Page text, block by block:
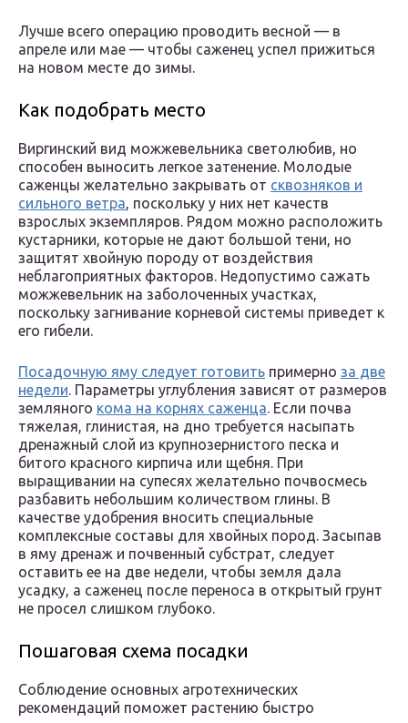
Лучше всего операцию проводить весной — в
апреле или мае — чтобы саженец успел прижиться
на новом месте до зимы.
Как подобрать место
Виргинский вид можжевельника светолюбив, но
способен выносить легкое затенение. Молодые
саженцы желательно закрывать от сквозняков и
сильного ветра, поскольку у них нет качеств
взрослых экземпляров. Рядом можно расположить
кустарники, которые не дают большой тени, но
защитят хвойную породу от воздействия
неблагоприятных факторов. Недопустимо сажать
можжевельник на заболоченных участках,
поскольку загнивание корневой системы приведет к
его гибели.
Посадочную яму следует готовить примерно за две
недели. Параметры углубления зависят от размеров
земляного кома на корнях саженца. Если почва
тяжелая, глинистая, на дно требуется насыпать
дренажный слой из крупнозернистого песка и
битого красного кирпича или щебня. При
выращивании на супесях желательно почвосмесь
разбавить небольшим количеством глины. В
качестве удобрения вносить специальные
комплексные составы для хвойных пород. Засыпав
в яму дренаж и почвенный субстрат, следует
оставить ее на две недели, чтобы земля дала
усадку, а саженец после переноса в открытый грунт
не просел слишком глубоко.
Пошаговая схема посадки
Соблюдение основных агротехнических
рекомендаций поможет растению быстро